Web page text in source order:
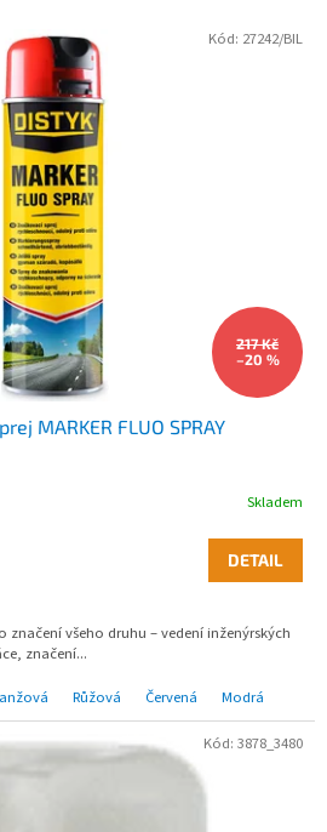
217 Kč
–20 %
MARKER FLUO SPRAY
Skladem
DETAIL
všeho druhu – vedení inženýrských
značení...
Růžová Červená Modrá
Kód: 27242/BIL
Kód: 3878_3480